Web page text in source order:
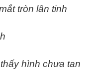
tròn lân tinh
hình chưa tan